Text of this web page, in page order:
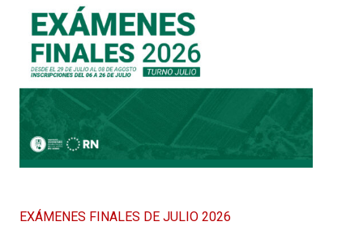
EXÁMENES FINALES DE JULIO 2026